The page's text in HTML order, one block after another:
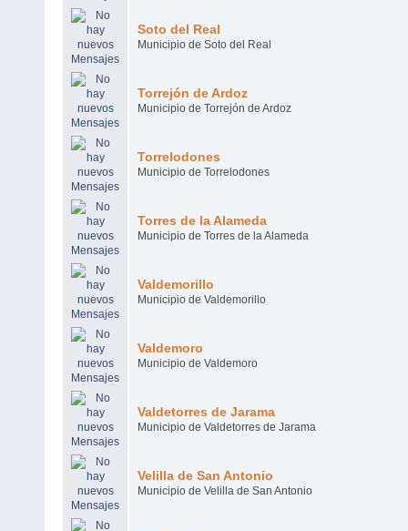
Soto del Real
Municipio de Soto del Real
Torrejón de Ardoz
Municipio de Torrejón de Ardoz
Torrelodones
Municipio de Torrelodones
Torres de la Alameda
Municipio de Torres de la Alameda
Valdemorillo
Municipio de Valdemorillo
Valdemoro
Municipio de Valdemoro
Valdetorres de Jarama
Municipio de Valdetorres de Jarama
Velilla de San Antonio
Municipio de Velilla de San Antonio